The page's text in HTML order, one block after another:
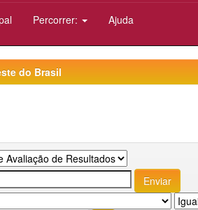
Percorrer: Ajuda
do Brasil